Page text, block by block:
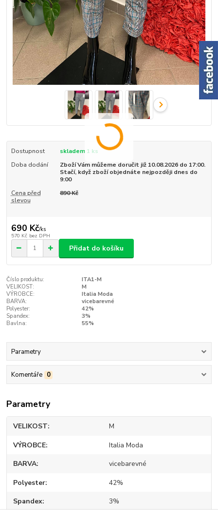
Dostupnost
skladem 1 ks
Doba dodání
Zboží Vám můžeme doručit již 10.08.2026 do 17:00.
Stačí, když zboží objednáte nejpozději dnes do
9:00
Cena před
slevou
890 Kč
690 Kč/ks
570 Kč bez DPH
Přidat do košíku
Číslo produktu:
ITA1-M
VELIKOST:
M
VÝROBCE:
Italia Moda
BARVA:
vicebarevné
Polyester:
42%
Spandex:
3%
Bavlna:
55%
Parametry
Komentáře 0
Parametry
VELIKOST M
VÝROBCE Italia Moda
BARVA vicebarevné
Polyester 42%
Spandex 3%